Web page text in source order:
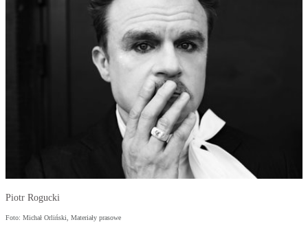
Piotr Rogucki
Foto: Michał Orliński, Materiały prasowe